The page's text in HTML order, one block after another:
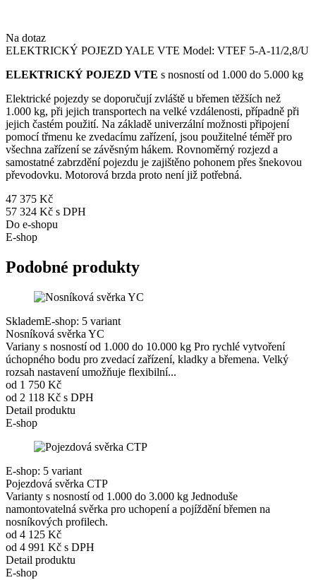
Na dotaz
ELEKTRICKÝ POJEZD YALE VTE Model: VTEF 5-A-11/2,8/U
ELEKTRICKÝ POJEZD VTE s nosností od 1.000 do 5.000 kg
Elektrické pojezdy se doporučují zvláště u břemen těžších než
1.000 kg, při jejich transportech na velké vzdálenosti, případně při
jejich častém použití. Na základě univerzální možnosti připojení
pomocí třmenu ke zvedacímu zařízení, jsou použitelné téměř pro
všechna zařízení se závěsným hákem. Rovnoměrný rozjezd a
samostatné zabrzdění pojezdu je zajištěno pohonem přes šnekovou
převodovku. Motorová brzda proto není již potřebná.
47 375 Kč
57 324 Kč s DPH
Do e-shopu
E-shop
Podobné produkty
SklademE-shop: 5 variant
Nosníková svěrka YC
Variany s nosností od 1.000 do 10.000 kg Pro rychlé vytvoření
úchopného bodu pro zvedací zařízení, kladky a břemena. Velký
rozsah nastavení umožňuje flexibilní...
od 1 750 Kč
od 2 118 Kč s DPH
Detail produktu
E-shop
E-shop: 5 variant
Pojezdová svěrka CTP
Varianty s nosností od 1.000 do 3.000 kg Jednoduše
namontovatelná svěrka pro uchopení a pojíždění břemen na
nosníkových profilech.
od 4 125 Kč
od 4 991 Kč s DPH
Detail produktu
E-shop